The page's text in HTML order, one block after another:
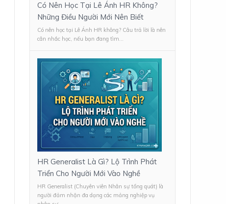
Có Nên Học Tại Lê Ánh HR Không?
Những Điều Người Mới Nên Biết
Có nên học tại Lê Ánh HR không? Câu trả lời là nên
cân nhắc học, nếu bạn đang tìm...
HR Generalist Là Gì? Lộ Trình Phát
Triển Cho Người Mới Vào Nghề
HR Generalist (Chuyên viên Nhân sự tổng quát) là
người đảm nhận đa dạng các mảng nghiệp vụ